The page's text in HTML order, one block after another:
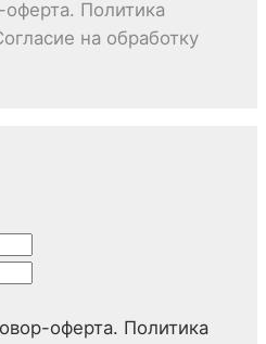
Политика
на обработку
оферта. Политика